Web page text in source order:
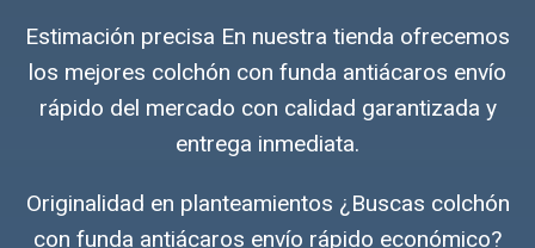
Estimación precisa En nuestra tienda ofrecemos
los mejores colchón con funda antiácaros envío
rápido del mercado con calidad garantizada y
entrega inmediata.
Originalidad en planteamientos ¿Buscas colchón
con funda antiácaros envío rápido económico?